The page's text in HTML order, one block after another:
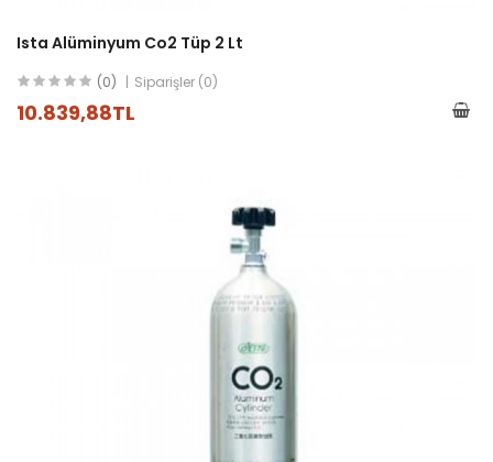
Ista Alüminyum Co2 Tüp 2 Lt
(0) Siparişler (0)
10.839,88TL